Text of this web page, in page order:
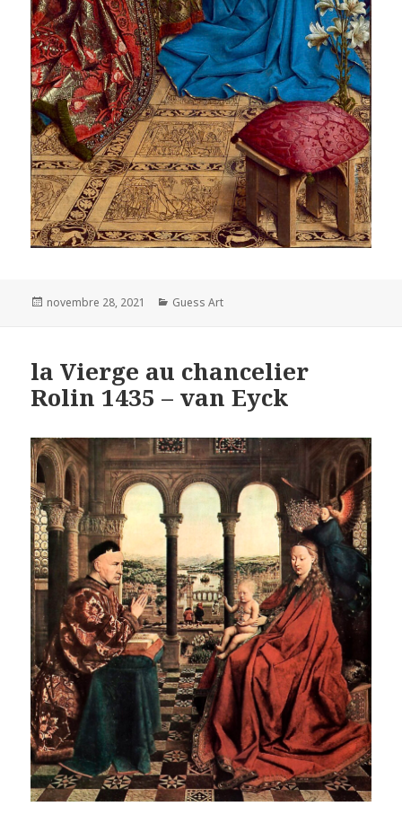
Posted
novembre 28, 2021 Categories
Guess Art
la Vierge au chancelier
Rolin 1435 – van Eyck